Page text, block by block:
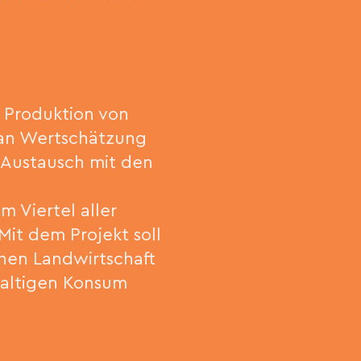
von
Wertschätzung
mit den
Viertel aller
dem Projekt soll
Landwirtschaft
Konsum